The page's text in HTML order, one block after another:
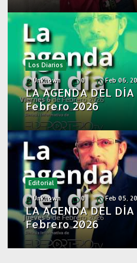
Los Diarios
Unknown 0 Feb 06,
LA AGENDA DEL
Febrero 2026
Editorial
Unknown 0 Feb 05,
LA AGENDA DEL
Febrero 2026